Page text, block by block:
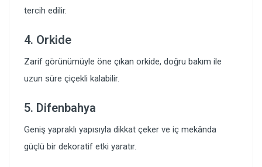
tercih edilir.
4. Orkide
Zarif görünümüyle öne çıkan orkide, doğru bakım ile
uzun süre çiçekli kalabilir.
5. Difenbahya
Geniş yapraklı yapısıyla dikkat çeker ve iç mekânda
güçlü bir dekoratif etki yaratır.